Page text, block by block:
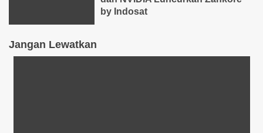
by Indosat
Jangan Lewatkan